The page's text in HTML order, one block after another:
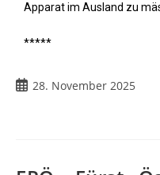
Apparat im Ausland zu
*****
28. November 2025